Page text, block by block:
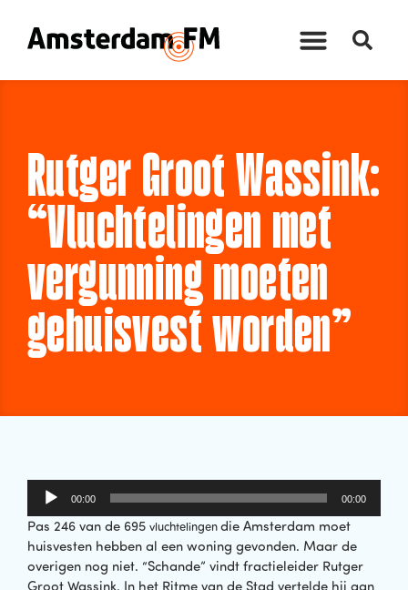
Rutger Groot Wassink:
“Vluchtelingen met
vergunning moeten
gehuisvest worden”
Audiospeler
00:00 00:00
Pas 246 van de 695 vluchtelingendie Amsterdam moet
huisvesten hebben al een woning gevonden. Maar de
overigen nog niet. “Schande” vindt fractieleider Rutger
Groot Wassink. In het Ritme van de Stad vertelde hij aan